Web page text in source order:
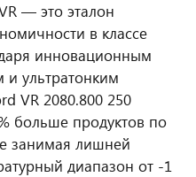
— это эталон
в классе
инновационным
ультратонким
VR 2080.800 250
больше продуктов по
занимая лишней
диапазон от -1